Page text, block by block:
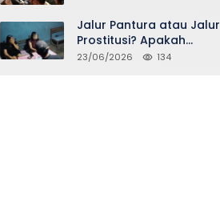
Jalur Pantura atau Jalur
Prostitusi? Apakah
Seidentik itu?
23/06/2026 134